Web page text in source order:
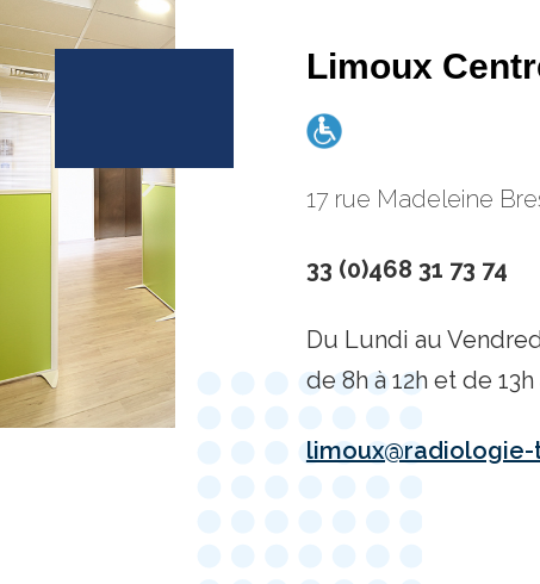
Limoux
17 rue Madeleine
33 (0)468 31 73 74
Du Lundi au
de 8h à 12h et de 13h